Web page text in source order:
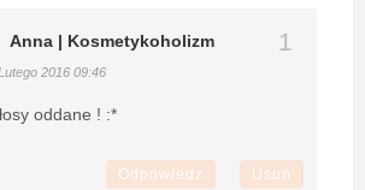
Anna | Kosmetykoholizm
2016 09:46
oddane ! :*
Odpowiedz Usuń